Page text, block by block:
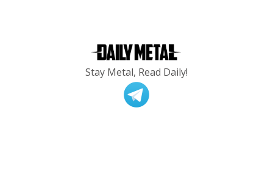
Stay Metal, Read Daily!